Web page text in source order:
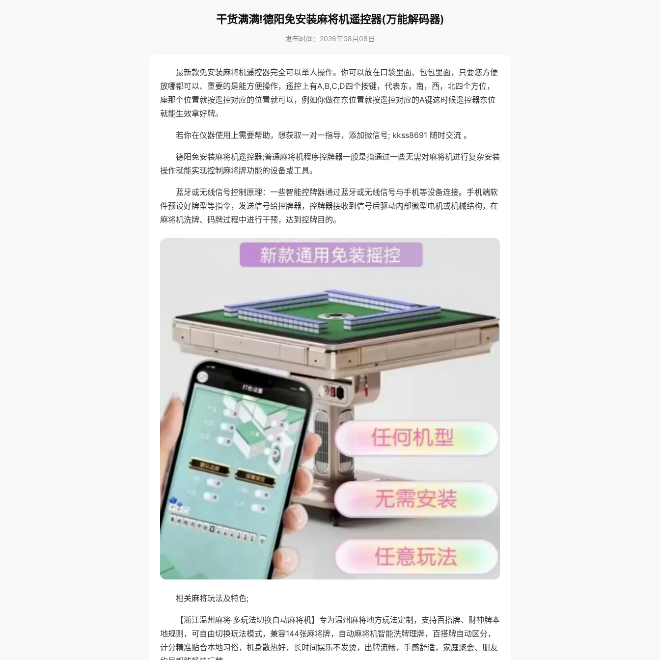
干货满满!德阳免安装麻将机遥控器(万能解码器)
发布时间：2026年08月08日
最新款免安装麻将机遥控器完全可以单人操作。你可以放在口袋里面、包包里面，只要您方便
放哪都可以、重要的是能方便操作，遥控上有A,B,C,D四个按键，代表东，南，西，北四个方位，
座那个位置就按遥控对应的位置就可以，例如你做在东位置就按遥控对应的A键这时候遥控器东位
就能生效拿好牌。
若你在仪器使用上需要帮助，想获取一对一指导，添加微信号; kkss8691 随时交流 。
德阳免安装麻将机遥控器;普通麻将机程序控牌器一般是指通过一些无需对麻将机进行复杂安装
操作就能实现控制麻将牌功能的设备或工具。
蓝牙或无线信号控制原理：一些智能控牌器通过蓝牙或无线信号与手机等设备连接。手机端软
件预设好牌型等指令，发送信号给控牌器，控牌器接收到信号后驱动内部微型电机或机械结构，在
麻将机洗牌、码牌过程中进行干预，达到控牌目的。
相关麻将玩法及特色;
【浙江温州麻将·多玩法切换自动麻将机】专为温州麻将地方玩法定制，支持百搭牌、财神牌本
地规则，可自由切换玩法模式，兼容144张麻将牌，自动麻将机智能洗牌理牌，百搭牌自动区分，
计分精准贴合本地习俗，机身散热好，长时间娱乐不发烫，出牌流畅，手感舒适，家庭聚会、朋友